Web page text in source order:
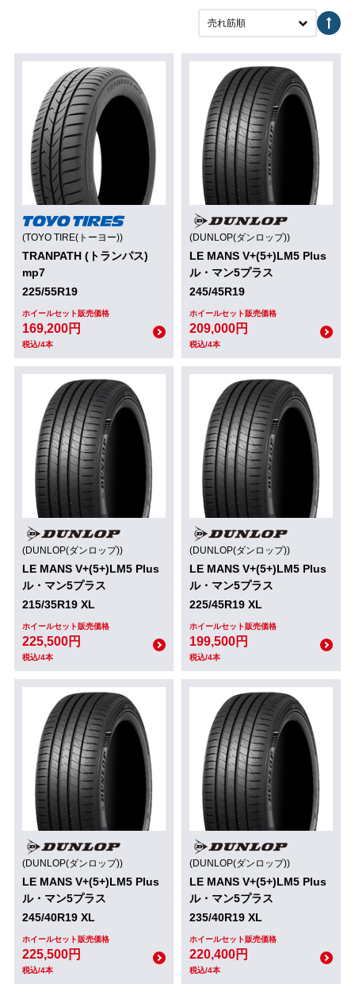
売れ筋順
(TOYO TIRE(トーヨー))
TRANPATH (トランパス)
mp7
225/55R19
ホイールセット販売価格
169,200円
税込/4本
(DUNLOP(ダンロップ))
LE MANS V+(5+)LM5 Plus
ル・マン5プラス
245/45R19
ホイールセット販売価格
209,000円
税込/4本
(DUNLOP(ダンロップ))
LE MANS V+(5+)LM5 Plus
ル・マン5プラス
215/35R19 XL
ホイールセット販売価格
225,500円
税込/4本
(DUNLOP(ダンロップ))
LE MANS V+(5+)LM5 Plus
ル・マン5プラス
225/45R19 XL
ホイールセット販売価格
199,500円
税込/4本
(DUNLOP(ダンロップ))
LE MANS V+(5+)LM5 Plus
ル・マン5プラス
245/40R19 XL
ホイールセット販売価格
225,500円
税込/4本
(DUNLOP(ダンロップ))
LE MANS V+(5+)LM5 Plus
ル・マン5プラス
235/40R19 XL
ホイールセット販売価格
220,400円
税込/4本